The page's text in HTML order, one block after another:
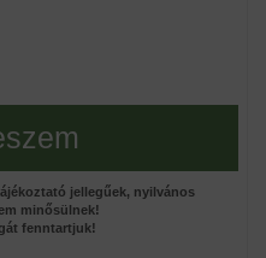
jellegűek, nyilvános
minősülnek!
fenntartjuk!